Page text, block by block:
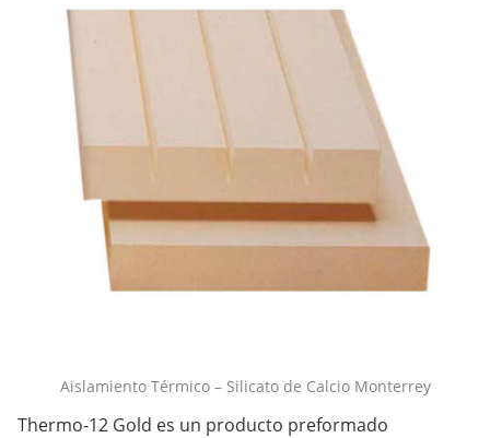
Aislamiento Térmico – Silicato de Calcio Monterrey
Thermo-12 Gold es un producto preformado